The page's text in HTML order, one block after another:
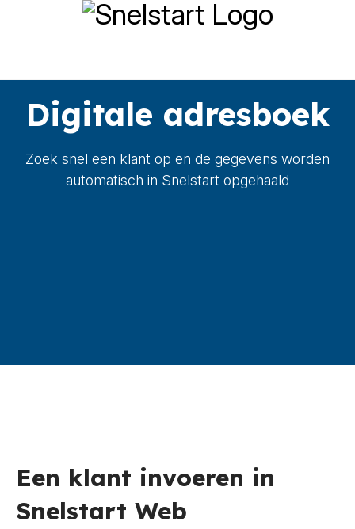
Digitale adresboek
Zoek snel een klant op en de gegevens worden
automatisch in Snelstart opgehaald
Een klant invoeren in
Snelstart Web